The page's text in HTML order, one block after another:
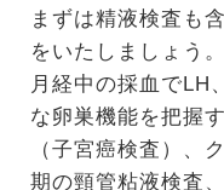
まずは精液検査も
をいたしましょう。
月経中の採血でLH
な卵巣機能を把握
（子宮癌検査）、
期の頸管粘液検査